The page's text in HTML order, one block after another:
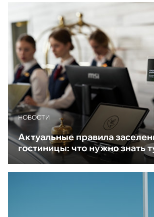
НОВОСТИ
Актуальные правила
гостиницы: что нужно знать